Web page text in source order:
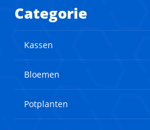
Categorie
Kassen
Bloemen
Potplanten